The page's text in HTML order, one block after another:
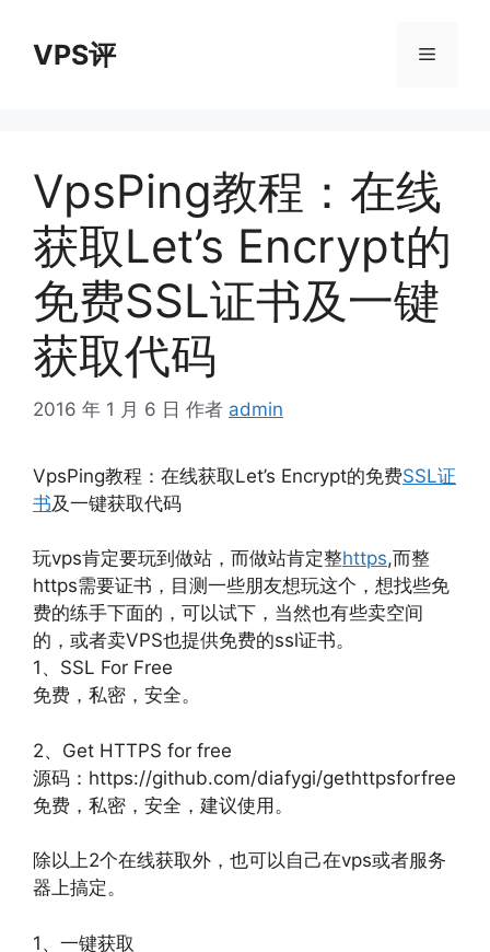
VPS评 菜
VpsPing教程：在线
获取Let’s Encrypt的
免费SSL证书及一键
获取代码
2016 年 1 月 6 日 作者 admin
VpsPing教程：在线获取Let’s Encrypt的免费SSL证
书及一键获取代码
玩vps肯定要玩到做站，而做站肯定整https,而整
https需要证书，目测一些朋友想玩这个，想找些免
费的练手下面的，可以试下，当然也有些卖空间
的，或者卖VPS也提供免费的ssl证书。
1、SSL For Free
免费，私密，安全。
2、Get HTTPS for free
源码：https://github.com/diafygi/gethttpsforfree
免费，私密，安全，建议使用。
除以上2个在线获取外，也可以自己在vps或者服务
器上搞定。
1、一键获取